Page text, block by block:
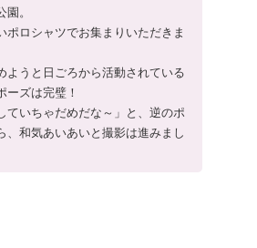
。
ポロシャツでお集まりいただきま
ようと日ごろから活動されている
ーズは完璧！
ていちゃだめだな～」と、逆のポ
、和気あいあいと撮影は進みまし